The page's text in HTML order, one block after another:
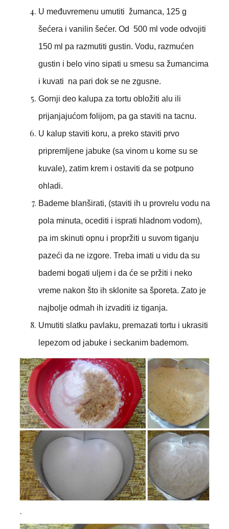
U međuvremenu umutiti žumanca, 125 g
šećera i vanilin šećer. Od 500 ml vode odvojiti
150 ml pa razmutiti gustin. Vodu, razmućen
gustin i belo vino sipati u smesu sa žumancima
i kuvati na pari dok se ne zgusne.
Gornji deo kalupa za tortu obložiti alu ili
prijanjajućom folijom, pa ga staviti na tacnu.
U kalup staviti koru, a preko staviti prvo
pripremljene jabuke (sa vinom u kome su se
kuvale), zatim krem i ostaviti da se potpuno
ohladi.
Bademe blanširati, (staviti ih u provrelu vodu na
pola minuta, ocediti i isprati hladnom vodom),
pa im skinuti opnu i propržiti u suvom tiganju
pazeći da ne izgore. Treba imati u vidu da su
bademi bogati uljem i da će se pržiti i neko
vreme nakon što ih sklonite sa šporeta. Zato je
najbolje odmah ih izvaditi iz tiganja.
Umutiti slatku pavlaku, premazati tortu i ukrasiti
lepezom od jabuke i seckanim bademom.
.